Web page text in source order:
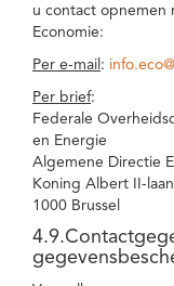
u contact opnemen
Economie:
Per e-mail :
Per brief:
Federale
en Energie
Algemene Directie
Koning Albert II-
1000 Brussel